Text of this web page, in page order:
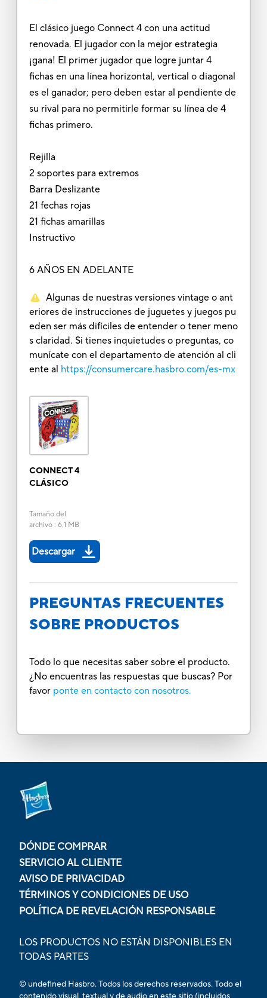
El clásico juego Connect 4 con una actitud
renovada. El jugador con la mejor estrategia
¡gana! El primer jugador que logre juntar 4
fichas en una línea horizontal, vertical o diagonal
es el ganador; pero deben estar al pendiente de
su rival para no permitirle formar su línea de 4
fichas primero.
Rejilla
2 soportes para extremos
Barra Deslizante
21 fechas rojas
21 fichas amarillas
Instructivo
6 AÑOS EN ADELANTE
Algunas de nuestras versiones vintage o ant
eriores de instrucciones de juguetes y juegos pu
eden ser más difíciles de entender o tener meno
s claridad. Si tienes inquietudes o preguntas, co
munícate con el departamento de atención al cli
ente al https://consumercare.hasbro.com/es-mx
CONNECT 4
CLÁSICO
Tamaño del
archivo: 6.1 MB
Descargar
PREGUNTAS FRECUENTES
SOBRE PRODUCTOS
Todo lo que necesitas saber sobre el producto.
¿No encuentras las respuestas que buscas? Por
favor ponte en contacto con nosotros.
DÓNDE COMPRAR
SERVICIO AL CLIENTE
AVISO DE PRIVACIDAD
TÉRMINOS Y CONDICIONES DE USO
POLÍTICA DE REVELACIÓN RESPONSABLE
LOS PRODUCTOS NO ESTÁN DISPONIBLES EN
TODAS PARTES
© undefined Hasbro. Todos los derechos reservados. Todo el